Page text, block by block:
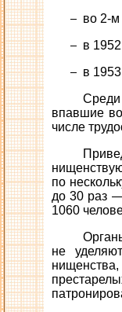
во 2-м
в
в
Среди
впавшие
числе
по
до 30 раз
1060
не